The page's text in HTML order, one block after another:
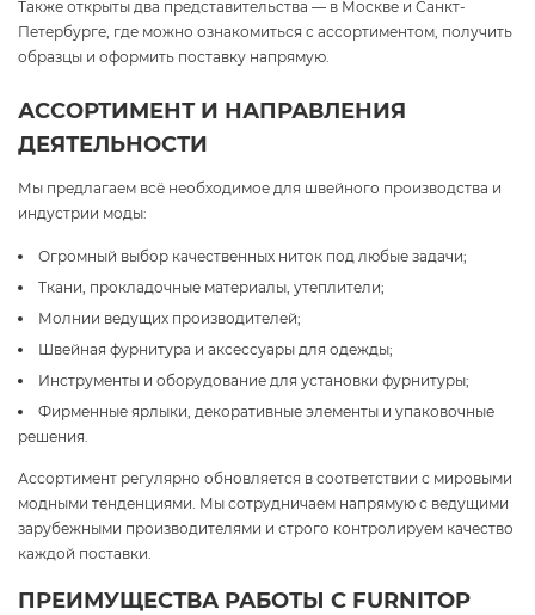
Также открыты два представительства — в Москве и Санкт-
Петербурге, где можно ознакомиться с ассортиментом, получить
образцы и оформить поставку напрямую.
АССОРТИМЕНТ И НАПРАВЛЕНИЯ
ДЕЯТЕЛЬНОСТИ
Мы предлагаем всё необходимое для швейного производства и
индустрии моды:
Огромный выбор качественных ниток под любые задачи;
Ткани, прокладочные материалы, утеплители;
Молнии ведущих производителей;
Швейная фурнитура и аксессуары для одежды;
Инструменты и оборудование для установки фурнитуры;
Фирменные ярлыки, декоративные элементы и упаковочные
решения.
Ассортимент регулярно обновляется в соответствии с мировыми
модными тенденциями. Мы сотрудничаем напрямую с ведущими
зарубежными производителями и строго контролируем качество
каждой поставки.
ПРЕИМУЩЕСТВА РАБОТЫ С FURNITOP